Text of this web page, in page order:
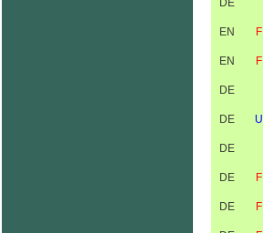
DE
EN F
EN F
DE
DE U
DE
DE F
DE F